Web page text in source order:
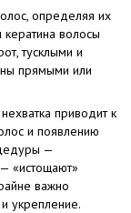
определяя их
волосы
тусклыми и
прямыми или
приводит к
и появлению
—
«истощают»
важно
укрепление.